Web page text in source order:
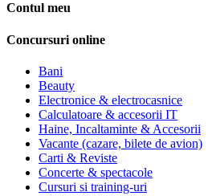
Contul meu
Concursuri online
Bani
Beauty
Electronice & electrocasnice
Calculatoare & accesorii IT
Haine, Incaltaminte & Accesorii
Vacante (cazare, bilete de avion)
Carti & Reviste
Concerte & spectacole
Cursuri si training-uri